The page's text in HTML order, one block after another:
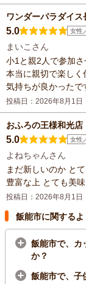
ワンダーパラダイス
5.0 女性
まいこさん
小1と親2人で参加
本当に親切で楽しく
気持ちが良かったで
投稿日：2026年8月1日
おふろの王様和光店
5.0 女性
よねちゃんさん
まだ新しいのか と
豊富な上 とても美
投稿日：2026年8月1日
飯能市に関するよ
飯能市で、カ
か？
飯能市で、子